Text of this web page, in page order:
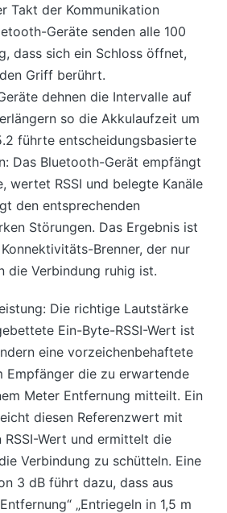
Takt der Kommunikation
Geräte senden alle 100
dass sich ein Schloss öffnet,
Griff berührt.
dehnen die Intervalle auf
so die Akkulaufzeit um
führte entscheidungsbasierte
Das Bluetooth-Gerät empfängt
wertet RSSI und belegte Kanäle
den entsprechenden
Störungen. Das Ergebnis ist
Brenner, der nur
die Verbindung ruhig ist.
Die richtige Lautstärke
Ein-Byte-RSSI-Wert ist
eine vorzeichenbehaftete
Empfänger die zu erwartende
Meter Entfernung mitteilt. Ein
diesen Referenzwert mit
Wert und ermittelt die
Verbindung zu schütteln. Eine
3 dB führt dazu, dass aus
„Entriegeln in 1,5 m